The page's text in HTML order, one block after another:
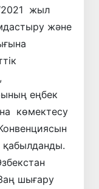
жыл
және
еңбек
көмектесу
шығару